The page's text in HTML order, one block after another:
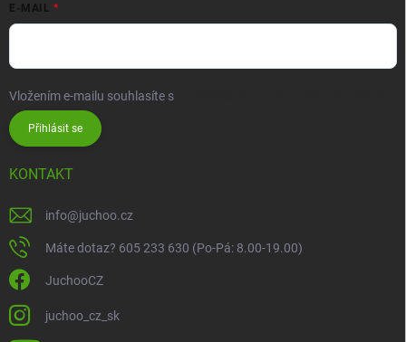
E-MAIL
Vložením e-mailu souhlasíte s
Přihlásit se
KONTAKT
info@juchoo.cz
Máte dotaz? 605 233 630 (Po-Pá: 8.00-19.00)
JuchooCZ
juchoo_cz_sk